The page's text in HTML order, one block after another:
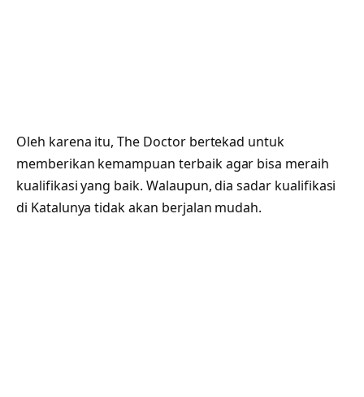
Oleh karena itu, The Doctor bertekad untuk
memberikan kemampuan terbaik agar bisa meraih
kualifikasi yang baik. Walaupun, dia sadar kualifikasi
di Katalunya tidak akan berjalan mudah.